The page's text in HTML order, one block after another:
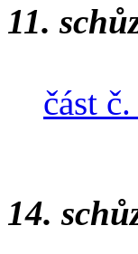
11.
část č.
14.